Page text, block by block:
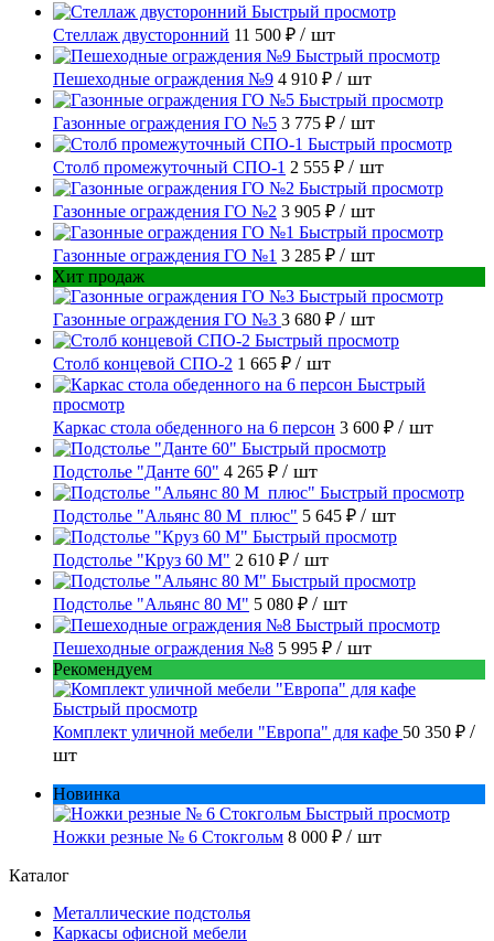
Быстрый просмотр
Стеллаж двусторонний 11 500 ₽ / шт
Быстрый просмотр
Пешеходные ограждения №9 4 910 ₽ / шт
Быстрый просмотр
Газонные ограждения ГО №5 3 775 ₽ / шт
Быстрый просмотр
Столб промежуточный СПО-1 2 555 ₽ / шт
Быстрый просмотр
Газонные ограждения ГО №2 3 905 ₽ / шт
Быстрый просмотр
Газонные ограждения ГО №1 3 285 ₽ / шт
Хит продаж
Быстрый просмотр
Газонные ограждения ГО №3 3 680 ₽ / шт
Быстрый просмотр
Столб концевой СПО-2 1 665 ₽ / шт
Быстрый
просмотр
Каркас стола обеденного на 6 персон 3 600 ₽ / шт
Быстрый просмотр
Подстолье "Данте 60" 4 265 ₽ / шт
Быстрый просмотр
Подстолье "Альянс 80 М_плюс" 5 645 ₽ / шт
Быстрый просмотр
Подстолье "Круз 60 М" 2 610 ₽ / шт
Быстрый просмотр
Подстолье "Альянс 80 М" 5 080 ₽ / шт
Быстрый просмотр
Пешеходные ограждения №8 5 995 ₽ / шт
Рекомендуем
Быстрый просмотр
Комплект уличной мебели "Европа" для кафе 50 350 ₽ /
шт
Новинка
Быстрый просмотр
Ножки резные № 6 Стокгольм 8 000 ₽ / шт
Каталог
Металлические подстолья
Каркасы офисной мебели